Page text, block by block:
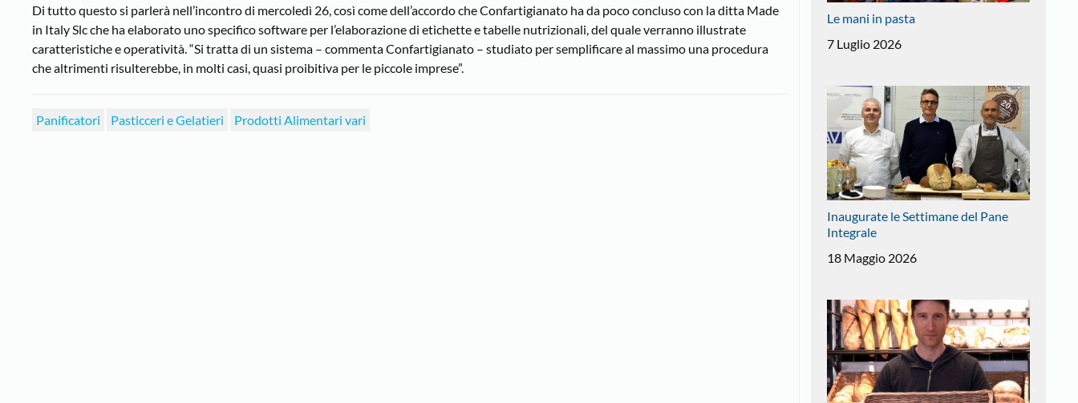
Di tutto questo si parlerà nell’incontro di mercoledì 26, così come dell’accordo che Confartigianato ha da poco concluso con la ditta Made
in Italy Slc che ha elaborato uno specifico software per l’elaborazione di etichette e tabelle nutrizionali, del quale verranno illustrate
caratteristiche e operatività. “Si tratta di un sistema – commenta Confartigianato – studiato per semplificare al massimo una procedura
che altrimenti risulterebbe, in molti casi, quasi proibitiva per le piccole imprese”.
Panificatori Pasticceri e Gelatieri Prodotti Alimentari vari
Le mani in pasta
7 Luglio 2026
Inaugurate le Settimane del Pane
Integrale
18 Maggio 2026